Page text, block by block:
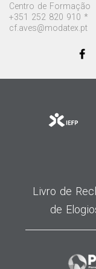
Centro de Formação
+351 252 820 910 *
cf.aves@modatex.pt
Livro de
de